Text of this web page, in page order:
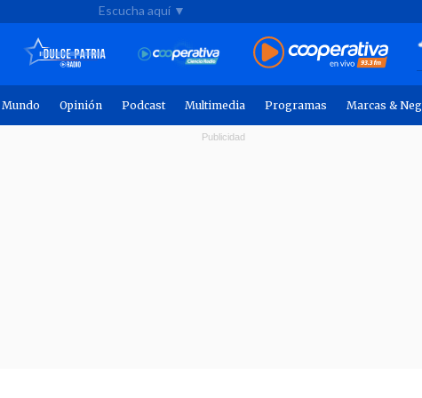
Escucha aquí ▼
Mundo Opinión Podcast Multimedia Programas Marcas &